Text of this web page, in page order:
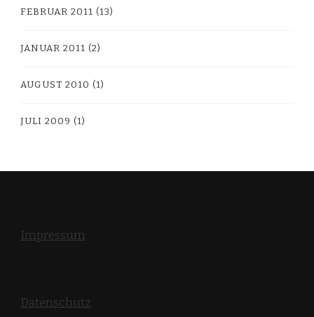
FEBRUAR 2011 (13)
JANUAR 2011 (2)
AUGUST 2010 (1)
JULI 2009 (1)
Impressum
Datenschutz